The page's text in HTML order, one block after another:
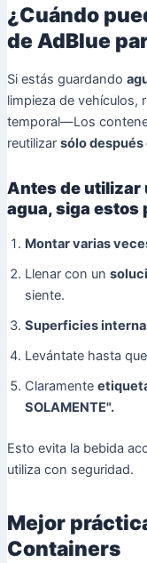
¿Cuándo
de AdBlue
Si estás guardando
limpieza de vehículos,
temporal—Los
reutilizar sólo después
Antes de utilizar
agua, siga estos
Montar varias
Llenar con un
siente.
Superficies
Levántate hasta
Claramente
SOLAMENTE".
Esto evita la bebida
utiliza con seguridad.
Mejor
Containers